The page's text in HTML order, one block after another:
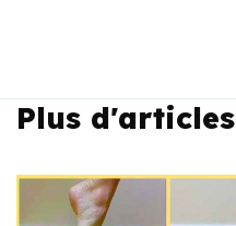
Plus d'articles